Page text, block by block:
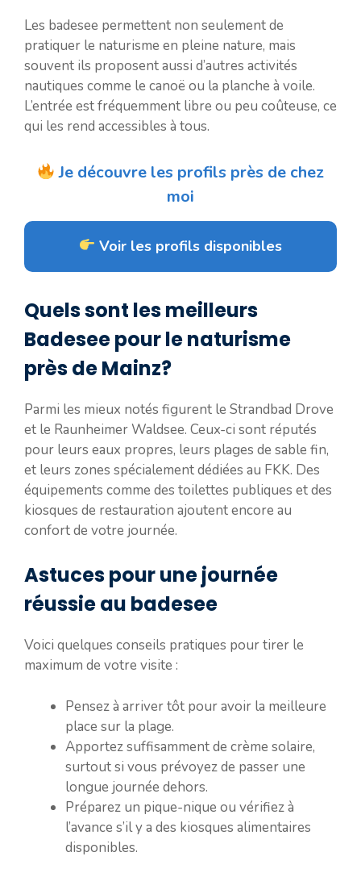
Les badesee permettent non seulement de
pratiquer le naturisme en pleine nature, mais
souvent ils proposent aussi d’autres activités
nautiques comme le canoë ou la planche à voile.
L’entrée est fréquemment libre ou peu coûteuse, ce
qui les rend accessibles à tous.
Je découvre les profils près de chez
moi
Voir les profils disponibles
Quels sont les meilleurs
Badesee pour le naturisme
près de Mainz?
Parmi les mieux notés figurent le Strandbad Drove
et le Raunheimer Waldsee. Ceux-ci sont réputés
pour leurs eaux propres, leurs plages de sable fin,
et leurs zones spécialement dédiées au FKK. Des
équipements comme des toilettes publiques et des
kiosques de restauration ajoutent encore au
confort de votre journée.
Astuces pour une journée
réussie au badesee
Voici quelques conseils pratiques pour tirer le
maximum de votre visite :
Pensez à arriver tôt pour avoir la meilleure
place sur la plage.
Apportez suffisamment de crème solaire,
surtout si vous prévoyez de passer une
longue journée dehors.
Préparez un pique-nique ou vérifiez à
l’avance s’il y a des kiosques alimentaires
disponibles.